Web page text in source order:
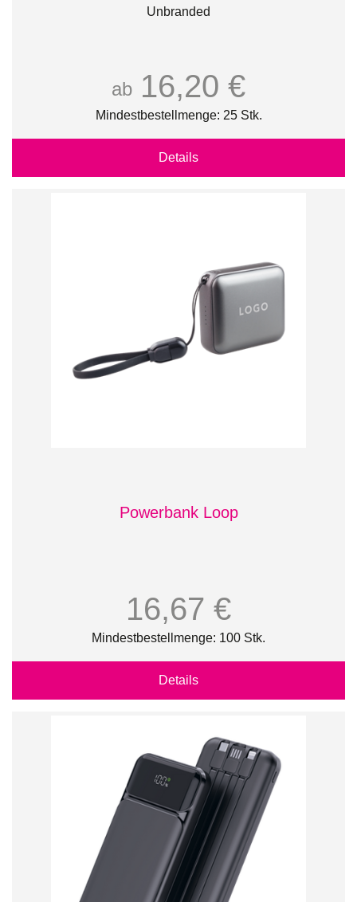
Unbranded
ab 16,20 €
Mindestbestellmenge: 25 Stk.
Details
Powerbank Loop
16,67 €
Mindestbestellmenge: 100 Stk.
Details